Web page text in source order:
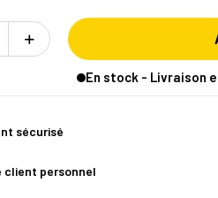
En stock - Livraison
sécurisé
client personnel